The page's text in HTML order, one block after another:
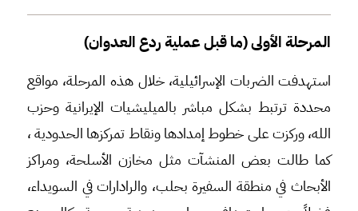
المرحلة الأولى (ما قبل عملية ردع العدوان)
استهدفت الضربات الإسرائيلية، خلال هذه المرحلة، مواقع
محددة ترتبط بشكل مباشر بالميليشيات الإيرانية وحزب
الله، وركزت على خطوط إمدادها ونقاط تمركزها الحدودية ،
كما طالت بعض المنشآت مثل مخازن الأسلحة، ومراكز
الأبحاث في منطقة السفيرة بحلب، والرادارات في السويداء،